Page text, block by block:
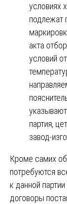
условиях
подлежат
акта
условий
партия,
завод-
Кроме самих
потребуются
к данной
договоры